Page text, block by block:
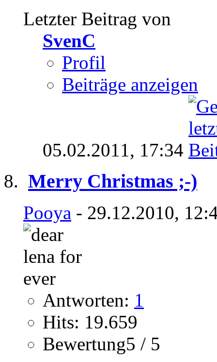
Letzter Beitrag von
SvenC
Profil
Beiträge anzeigen
05.02.2011, 17:34
Merry Christmas ;-)
Pooya - 29.12.2010,
Antworten: 1
Hits: 19.659
Bewertung5 / 5